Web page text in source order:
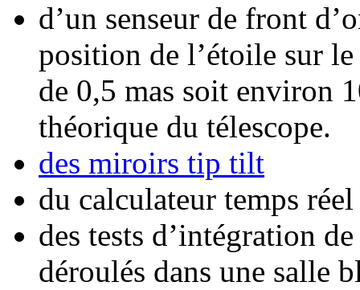
d’un senseur de front
position de l’étoile sur
de 0,5 mas soit environ
théorique du télescope.
des miroirs tip tilt
du calculateur temps
des tests d’intégration
déroulés dans une salle